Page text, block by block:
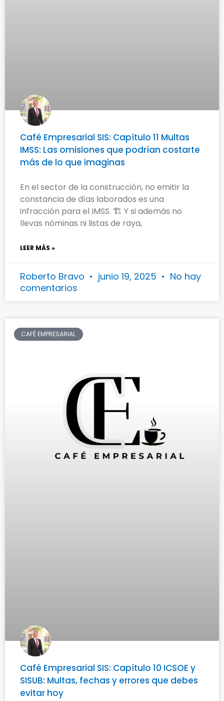
Café Empresarial SIS: Capítulo 11 Multas
IMSS: Las omisiones que podrían costarte
más de lo que imaginas
En el sector de la construcción, no emitir la
constancia de días laborados es una
infracción para el IMSS. 🏗️ Y si además no
llevas nóminas ni listas de raya,
LEER MÁS »
Roberto Bravo junio 19, 2025
No hay
comentarios
CAFÉ EMPRESARIAL
Café Empresarial SIS: Capítulo 10 ICSOE y
SISUB: Multas, fechas y errores que debes
evitar hoy